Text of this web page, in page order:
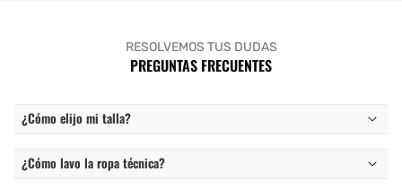
RESOLVEMOS TUS DUDAS
PREGUNTAS FRECUENTES
¿Cómo elijo mi talla?
¿Cómo lavo la ropa técnica?